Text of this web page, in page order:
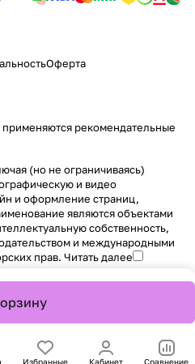
Избранные Кабинет Сравнение
Оферта
рекомендательные
(но не ограничиваясь)
и видео
и оформление страниц,
являются объектами
собственность,
и международными
прав. Читать далее